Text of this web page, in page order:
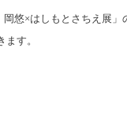
岡悠×はしもとさちえ展
す。